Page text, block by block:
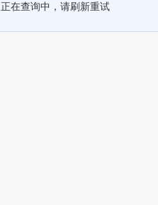
正在查询中，请刷新重试